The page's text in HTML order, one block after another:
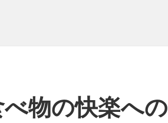
物の快楽への